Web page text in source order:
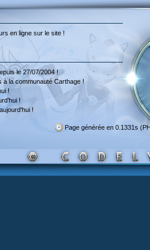
en ligne sur le site !
le 27/07/2004 !
à la communauté Carthage !
!
!
!
Page générée en 0.1331s